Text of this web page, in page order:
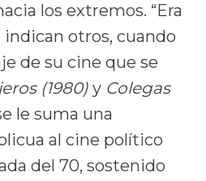
los extremos. “Era
otros, cuando
de su cine que se
(1980)y Colegas
le suma una
al cine político
del 70, sostenido